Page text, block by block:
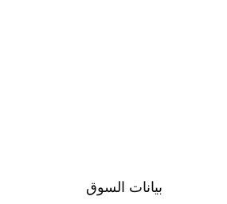
بيانات السوق